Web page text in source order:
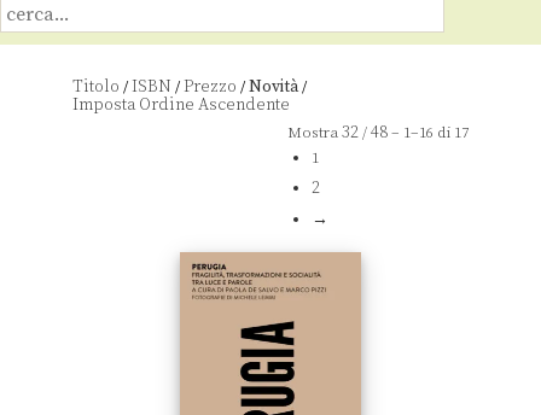
Titolo /ISBN /Prezzo /Novità/
Mostra32/48– 1–16 di 17
1
2
→